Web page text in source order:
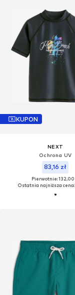
KUPON
NEXT
Ochrona UV
83,16 zł
Pierwotnie: 132,00
Ostatnia najniższa cena: